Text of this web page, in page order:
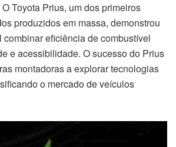
O Toyota Prius, um dos primeiros
produzidos em massa, demonstrou
combinar eficiência de combustível
e acessibilidade. O sucesso do Prius
montadoras a explorar tecnologias
o mercado de veículos